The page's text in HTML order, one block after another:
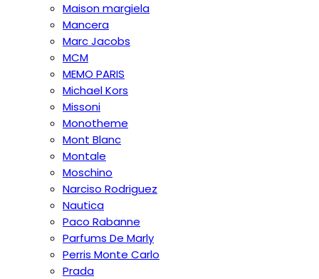
Maison margiela
Mancera
Marc Jacobs
MCM
MEMO PARIS
Michael Kors
Missoni
Monotheme
Mont Blanc
Montale
Moschino
Narciso Rodriguez
Nautica
Paco Rabanne
Parfums De Marly
Perris Monte Carlo
Prada